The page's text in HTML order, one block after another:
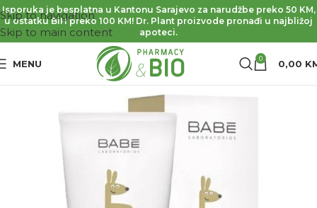
Skip to navigation
Skip to main content
Isporuka je besplatna u Kantonu Sarajevo za narudžbe preko 50 KM,
u ostatku BiH preko 100 KM! Dr. Plant proizvode pronađi u najbližoj
apoteci.
MENU 0 0,00